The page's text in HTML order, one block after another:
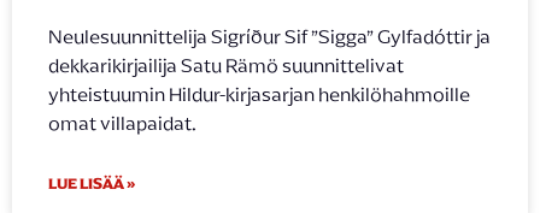
Neulesuunnittelija Sigríður Sif ”Sigga” Gylfadóttir ja
dekkarikirjailija Satu Rämö suunnittelivat
yhteistuumin Hildur-kirjasarjan henkilöhahmoille
omat villapaidat.
LUE LISÄÄ »